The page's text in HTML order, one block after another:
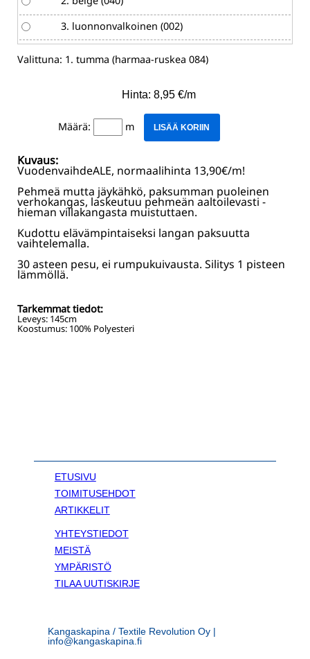
3. luonnonvalkoinen (002)
Valittuna: 1. tumma (harmaa-ruskea 084)
Hinta: 8,95 €/m
Määrä: m LISÄÄ KORIIN
Kuvaus:
VuodenvaihdeALE, normaalihinta 13,90€/m!
Pehmeä mutta jäykähkö, paksumman puoleinen
verhokangas, laskeutuu pehmeän aaltoilevasti -
hieman villakangasta muistuttaen.
Kudottu elävämpintaiseksi langan paksuutta
vaihtelemalla.
30 asteen pesu, ei rumpukuivausta. Silitys 1 pisteen
lämmöllä.
Tarkemmat tiedot:
Leveys: 145cm
Koostumus: 100% Polyesteri
ETUSIVU
TOIMITUSEHDOT
ARTIKKELIT
YHTEYSTIEDOT
MEISTÄ
YMPÄRISTÖ
TILAA UUTISKIRJE
Kangaskapina / Textile Revolution Oy |
info@kangaskapina.fi